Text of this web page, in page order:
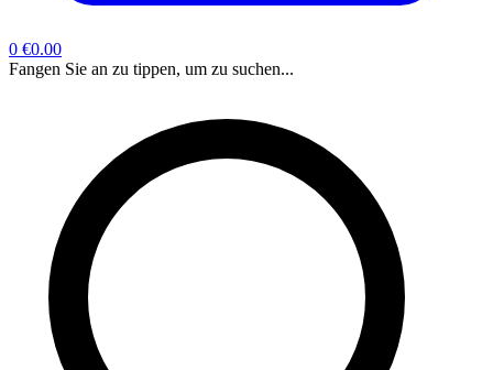
0 €0.00
Fangen Sie an zu tippen, um zu suchen...